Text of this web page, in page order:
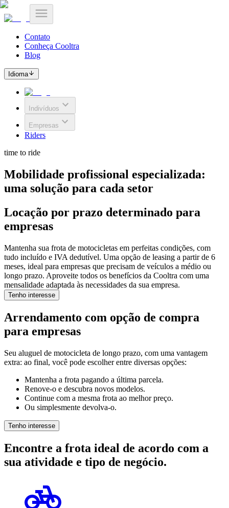
Contato
Conheça Cooltra
Blog
Idioma
Indivíduos
Empresas
Riders
time to ride
Mobilidade profissional especializada:
uma solução para cada setor
Locação por prazo determinado para
empresas
Mantenha sua frota de motocicletas em perfeitas condições, com
tudo incluído e IVA dedutível. Uma opção de leasing a partir de 6
meses, ideal para empresas que precisam de veículos a médio ou
longo prazo. Aproveite todos os benefícios da Cooltra com uma
mensalidade adaptada às necessidades da sua empresa.
Tenho interesse
Arrendamento com opção de compra
para empresas
Seu aluguel de motocicleta de longo prazo, com uma vantagem
extra: ao final, você pode escolher entre diversas opções:
Mantenha a frota pagando a última parcela.
Renove-o e descubra novos modelos.
Continue com a mesma frota ao melhor preço.
Ou simplesmente devolva-o.
Tenho interesse
Encontre a frota ideal de acordo com a
sua atividade e tipo de negócio.